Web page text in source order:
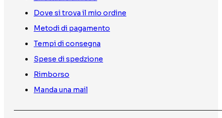
Dove si trova il mio ordine
Metodi di pagamento
Tempi di consegna
Spese di spedzione
Rimborso
Manda una mail